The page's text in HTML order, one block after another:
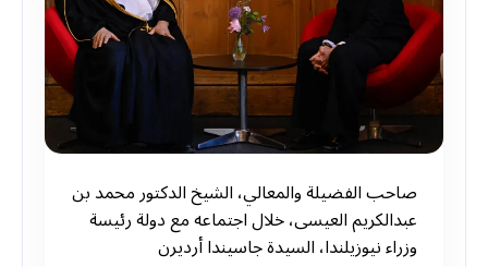
صاحب الفضيلة والمعالي، الشيخ الدكتور محمد بن
عبدالكريم العيسى، خلال اجتماعه مع دولة رئيسة
وزراء نيوزيلندا، السيدة جاسيندا أرديرن